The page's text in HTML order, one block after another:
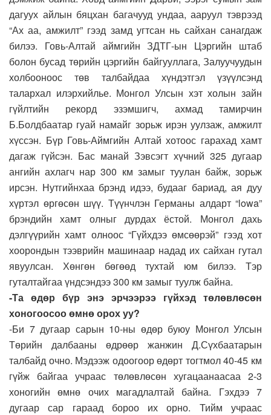
дагуух айлын бяцхан багачууд ундаа, ааруул тэврээд
“Ах аа, амжилт” гээд замд угтсан нь сайхан санагдаж
билээ. Говь-Алтай аймгийн ЗДТГ-ын Цэргийн штаб
болон бусад төрийн цэргийн байгууллага, Залуучуудын
холбооноос төв талбайдаа хүндэтгэл үзүүлсэнд
талархал илэрхийлье. Монгол Улсын хэт холын зайн
гүйлтийн рекорд эзэмшигч, ахмад тамирчин
Б.Болдбаатар гуай намайг зорьж ирэн уулзаж, амжилт
хүссэн. Бүр Говь-Аймгийн Алтай хотоос гарахад хамт
дагаж гүйсэн. Бас манай Зэвсэгт хүчний 325 дугаар
ангийн ахлагч нар 300 км замыг туулан байж, зорьж
ирсэн. Нутгийнхаа брэнд идээ, будааг бариад, ая дуу
хүртэл өргөсөн шүү. Түүнчлэн Германы алдарт “lowa”
брэндийн хамт олныг дурдах ёстой. Монгол дахь
дэлгүүрийн хамт олноос “Гүйхдээ өмсөөрэй” гээд хот
хоорондын тээврийн машинаар надад их сайхан гутал
явуулсан. Хөнгөн бөгөөд тухтай юм билээ. Тэр
гуталтайгаа үндсэндээ 300 км замыг туулж байна.
-Та өдөр бүр энэ эрчээрээ гүйхэд төлөвлөсөн
хоногоосоо өмнө орох уу?
-Би 7 дугаар сарын 10-ны өдөр буюу Монгол Улсын
Төрийн далбааны өдрөөр жанжин Д.Сүхбаатарын
талбайд очно. Мэдээж одоогоор өдөрт тогтмол 40-45 км
гүйж байгаа учраас төлөвлөсөн хугацаанаасаа 2-3
хоногийн өмнө очих магадлалтай байна. Гэхдээ 7
дугаар сар гараад бороо их орно. Тийм учраас